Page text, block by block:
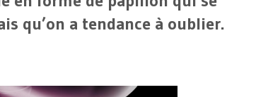
qu’on a tendance à oublier.